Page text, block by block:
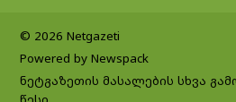
© 2026 Netgazeti
Powered by Newspack
ნეტგაზეთის მასალების სხვა